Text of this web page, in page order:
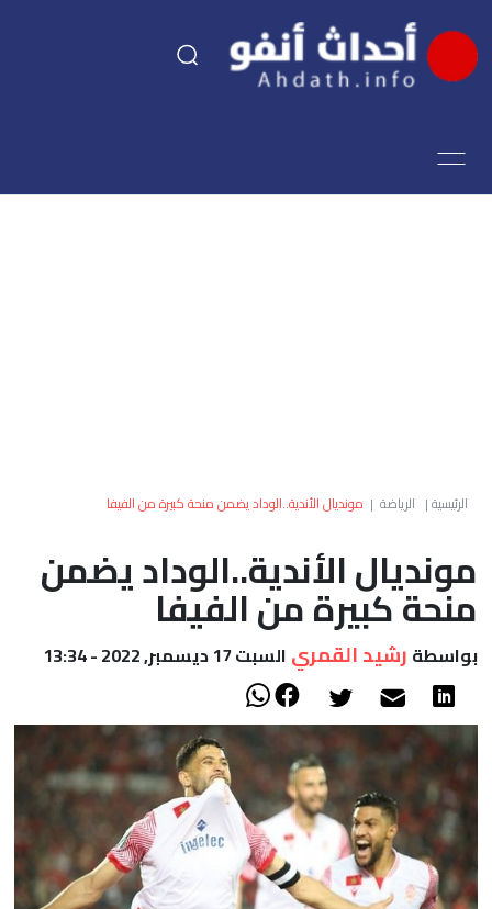
اقتصاد
العالم
أعمدة
الصحراء
الرئيسية| الرياضة | مونديال الأندية..الوداد يضمن منحة كبيرة من الفيفا
مونديال الأندية..الوداد يضمن
منحة كبيرة من الفيفا
بواسطة رشيد القمري السبت 17 ديسمبر, 2022 - 13:34